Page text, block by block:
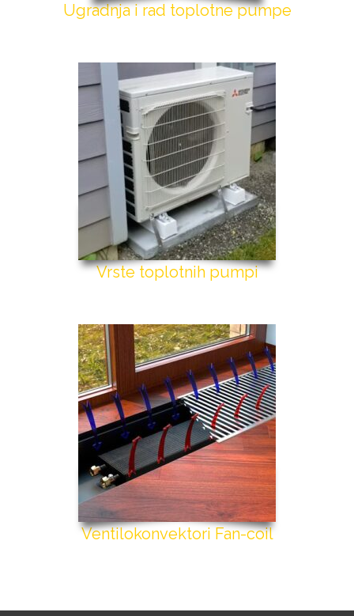
Ugradnja i rad toplotne pumpe
Vrste toplotnih pumpi
Ventilokonvektori Fan-coil